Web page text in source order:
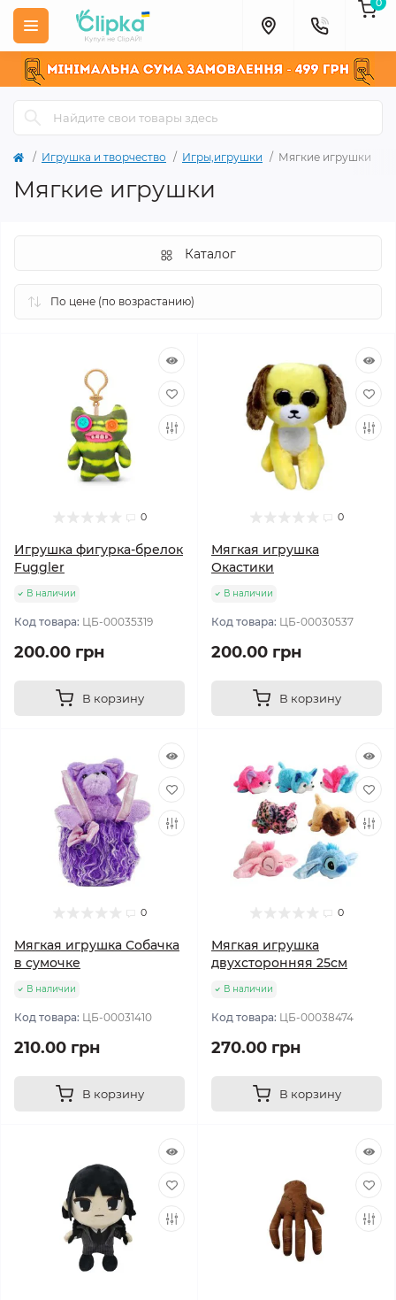
Игрушка и творчество Игры,игрушки Мягкие игрушки
Мягкие игрушки
Каталог
0
Игрушка фигурка-брелок
Fuggler
В наличии
Код товара: ЦБ-00035319
200.00 грн
В корзину
0
Мягкая игрушка
Окастики
В наличии
Код товара: ЦБ-00030537
200.00 грн
В корзину
0
Мягкая игрушка Собачка
в сумочке
В наличии
Код товара: ЦБ-00031410
210.00 грн
В корзину
0
Мягкая игрушка
двухсторонняя 25см
В наличии
Код товара: ЦБ-00038474
270.00 грн
В корзину